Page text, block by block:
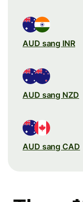
AUD sang INR
AUD sang NZD
AUD sang CAD